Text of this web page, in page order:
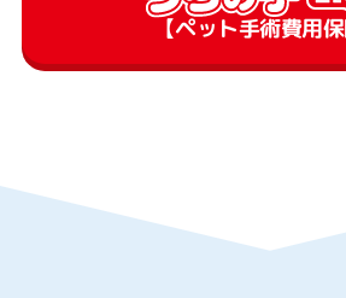
【ペット手術費用保